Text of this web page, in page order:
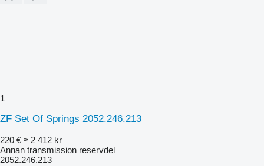
1
ZF Set Of Springs 2052.246.213
220 € ≈ 2 412 kr
Annan transmission reservdel
2052.246.213